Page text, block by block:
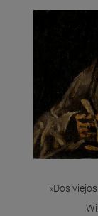
«Dos